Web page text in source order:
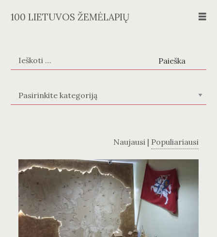
100 LIETUVOS ŽEMĖLAPIŲ
Ieškoti:
Žemėlapių kategorijos
Naujausi| Populiariausi